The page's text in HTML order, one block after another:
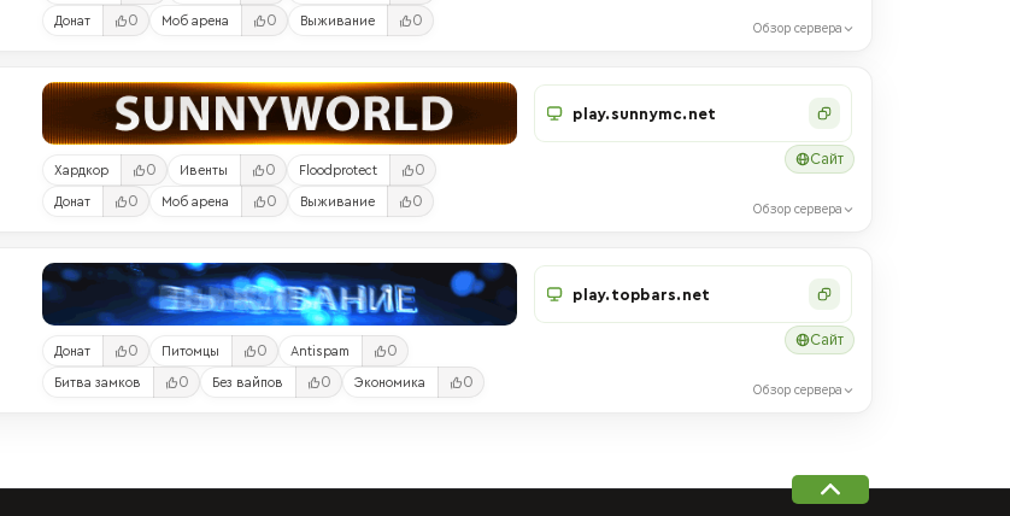
Донат 0 Моб арена 0 Выживание 0 Обзор сервера
Хардкор 0 Ивенты 0 Floodprotect 0
Донат 0 Моб арена 0 Выживание 0
play.sunnymc.net
Сайт
Обзор сервера
Донат 0 Питомцы 0 Antispam 0
Битва замков 0 Без вайпов 0 Экономика 0
play.topbars.net
Сайт
Обзор сервера